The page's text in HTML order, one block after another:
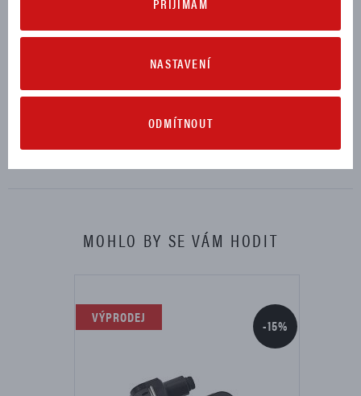
SCRAMBLER STREET CLASSIC 2018
KE STAŽENÍ
MOHLO BY SE VÁM HODIT
VÝPRODEJ -15%
NASTAVENÍ
ODMÍTNOUT